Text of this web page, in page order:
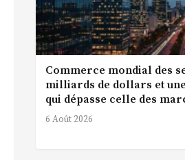
Commerce mondial des
milliards de dollars et
qui dépasse celle des
6 Août 2026